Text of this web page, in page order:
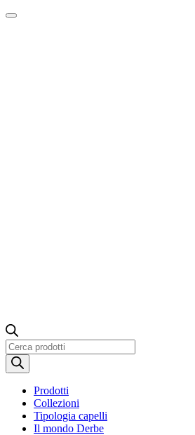
Ricerca
prodotti
Prodotti
Collezioni
Tipologia capelli
Il mondo Derbe